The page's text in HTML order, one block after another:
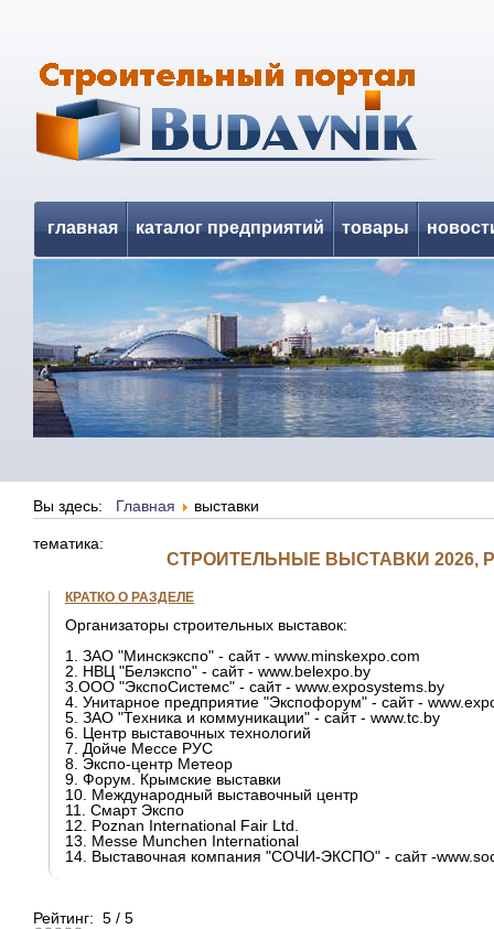
главная каталог предприятий товары
Вы здесь: Главная выставки
тематика:
СТРОИТЕЛЬНЫЕ ВЫСТАВКИ 2026,
КРАТКО О РАЗДЕЛЕ
Организаторы строительных выставок:
1. ЗАО "Минскэкспо" - сайт - www.minskexpo.com
2. НВЦ "Белэкспо" - сайт - www.belexpo.by
3.ООО "ЭкспоСистемс" - сайт - www.exposystems.by
4. Унитарное предприятие "Экспофорум" - сайт -
5. ЗАО "Техника и коммуникации" - сайт - www.tc.by
6. Центр выставочных технологий
7. Дойче Мессе РУС
8. Экспо-центр Метеор
9. Форум. Крымские выставки
10. Международный выставочный центр
11. Смарт Экспо
12. Poznan International Fair Ltd.
13. Messe Munchen International
14. Выставочная компания "СОЧИ-ЭКСПО" - сайт -
Рейтинг: 5 / 5